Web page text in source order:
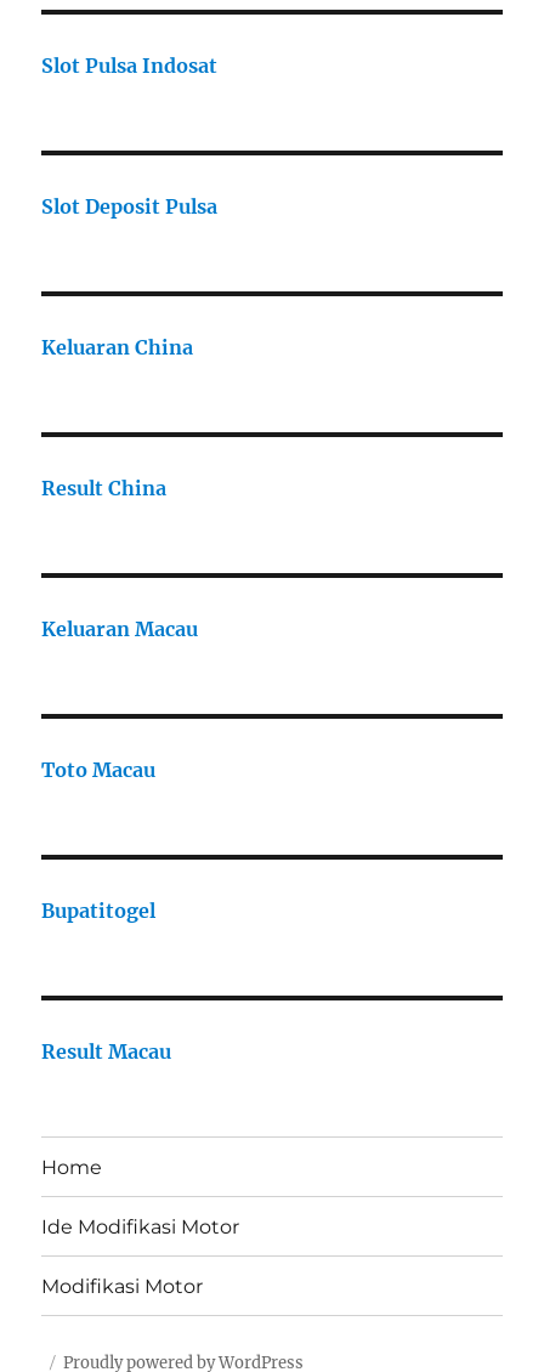
Slot Pulsa Indosat
Slot Deposit Pulsa
Keluaran China
Result China
Keluaran Macau
Toto Macau
Bupatitogel
Result Macau
Home
Ide Modifikasi Motor
Modifikasi Motor
Proudly powered by WordPress